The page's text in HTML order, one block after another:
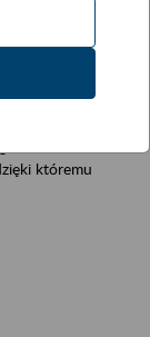
któremu